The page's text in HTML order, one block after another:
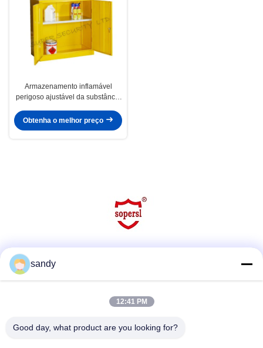
Armazenamento inflamável
perigoso ajustável da substância
médios
Obtenha o melhor preço
sandy
12:41 PM
Good day, what product are you looking for?